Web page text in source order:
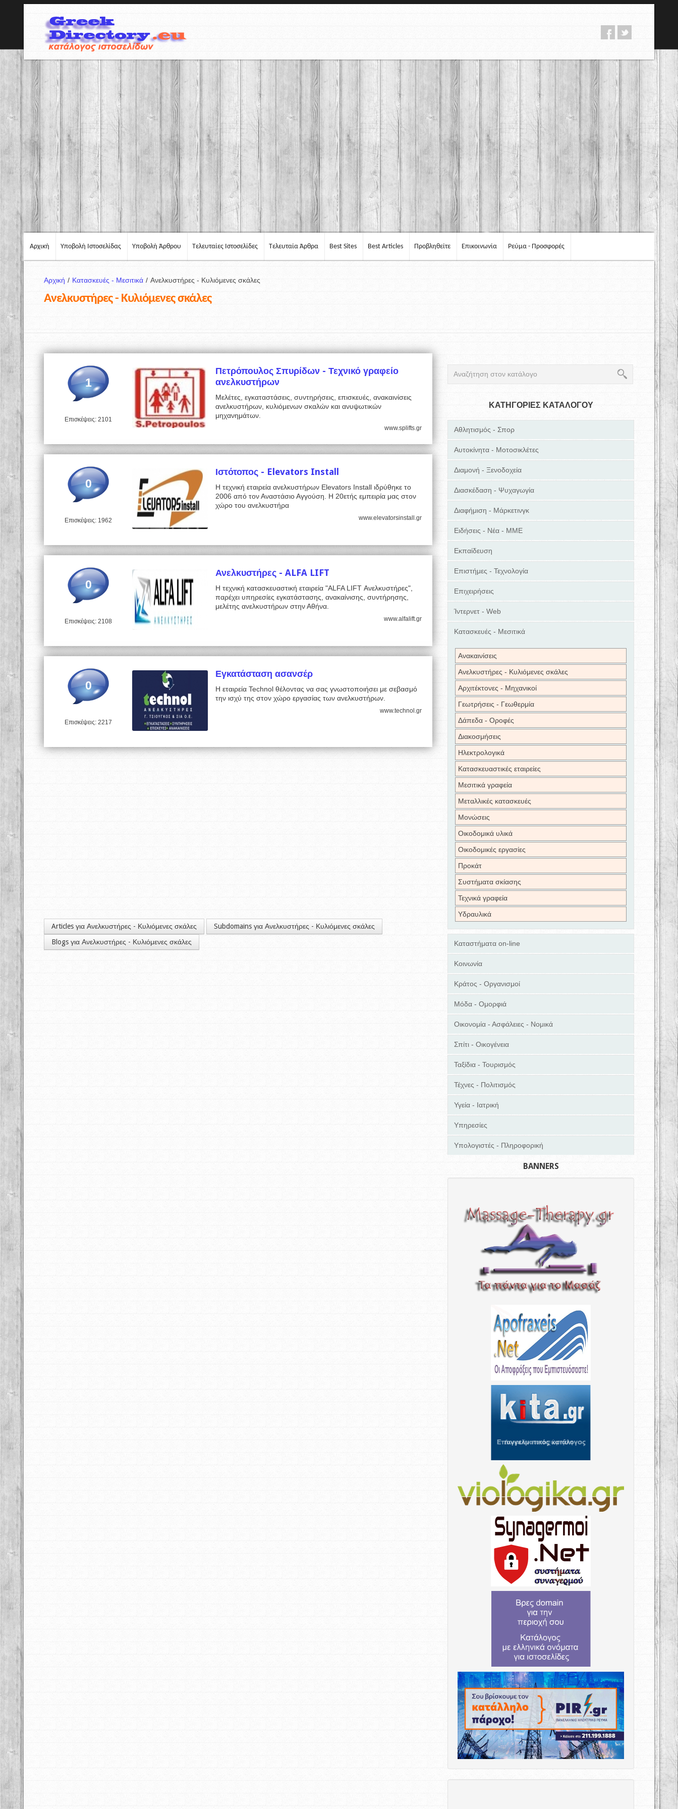
Αρχική Υποβολή Ιστοσελίδας Υποβολή Άρθρου Τελευταίες Ιστοσελίδες Τελευταία Άρθρα Best Sites Best Articles Προβληθείτε Επικοινωνία Ρεύμα - Προσφορές
Αρχική / Κατασκευές - Μεσιτικά / Ανελκυστήρες - Κυλιόμενες σκάλες
Ανελκυστήρες - Κυλιόμενες σκάλες
1
Επισκέψεις: 2101
Πετρόπουλος Σπυρίδων - Τεχνικό γραφείο
ανελκυστήρων
Μελέτες, εγκαταστάσεις, συντηρήσεις, επισκευές, ανακαινίσεις
ανελκυστήρων, κυλιόμενων σκαλών και ανυψωτικών
μηχανημάτων.
www.splifts.gr
0
Επισκέψεις: 1962
Ιστότοπος - Elevators Install
Η τεχνική εταιρεία ανελκυστήρων Elevators Install ιδρύθηκε το
2006 από τον Αναστάσιο Αγγούση. Η 20ετής εμπειρία μας στον
χώρο του ανελκυστήρα
www.elevatorsinstall.gr
0
Επισκέψεις: 2108
Ανελκυστήρες - ALFA LIFT
Η τεχνική κατασκευαστική εταιρεία "ALFA LIFT Ανελκυστήρες",
παρέχει υπηρεσίες εγκατάστασης, ανακαίνισης, συντήρησης,
μελέτης ανελκυστήρων στην Αθήνα.
www.alfalift.gr
0
Επισκέψεις: 2217
Εγκατάσταση ασανσέρ
H εταιρεία Technol θέλοντας να σας γνωστοποιήσει με σεβασμό
την ισχύ της στον χώρο εργασίας των ανελκυστήρων.
www.technol.gr
Articles για Ανελκυστήρες - Κυλιόμενες σκάλες
Subdomains για Ανελκυστήρες - Κυλιόμενες σκάλες
Blogs για Ανελκυστήρες - Κυλιόμενες σκάλες
ΚΑΤΗΓΟΡΙΕΣ ΚΑΤΑΛΟΓΟΥ
Αθλητισμός - Σπορ
Αυτοκίνητα - Μοτοσικλέτες
Διαμονή - Ξενοδοχεία
Διασκέδαση - Ψυχαγωγία
Διαφήμιση - Μάρκετινγκ
Ειδήσεις - Νέα - ΜΜΕ
Εκπαίδευση
Επιστήμες - Τεχνολογία
Επιχειρήσεις
Ίντερνετ - Web
Κατασκευές - Μεσιτικά
Ανακαινίσεις
Ανελκυστήρες - Κυλιόμενες σκάλες
Αρχιτέκτονες - Μηχανικοί
Γεωτρήσεις - Γεωθερμία
Δάπεδα - Οροφές
Διακοσμήσεις
Ηλεκτρολογικά
Κατασκευαστικές εταιρείες
Μεσιτικά γραφεία
Μεταλλικές κατασκευές
Μονώσεις
Οικοδομικά υλικά
Οικοδομικές εργασίες
Προκάτ
Συστήματα σκίασης
Τεχνικά γραφεία
Υδραυλικά
Καταστήματα on-line
Κοινωνία
Κράτος - Οργανισμοί
Μόδα - Ομορφιά
Οικονομία - Ασφάλειες - Νομικά
Σπίτι - Οικογένεια
Ταξίδια - Τουρισμός
Τέχνες - Πολιτισμός
Υγεία - Ιατρική
Υπηρεσίες
Υπολογιστές - Πληροφορική
BANNERS